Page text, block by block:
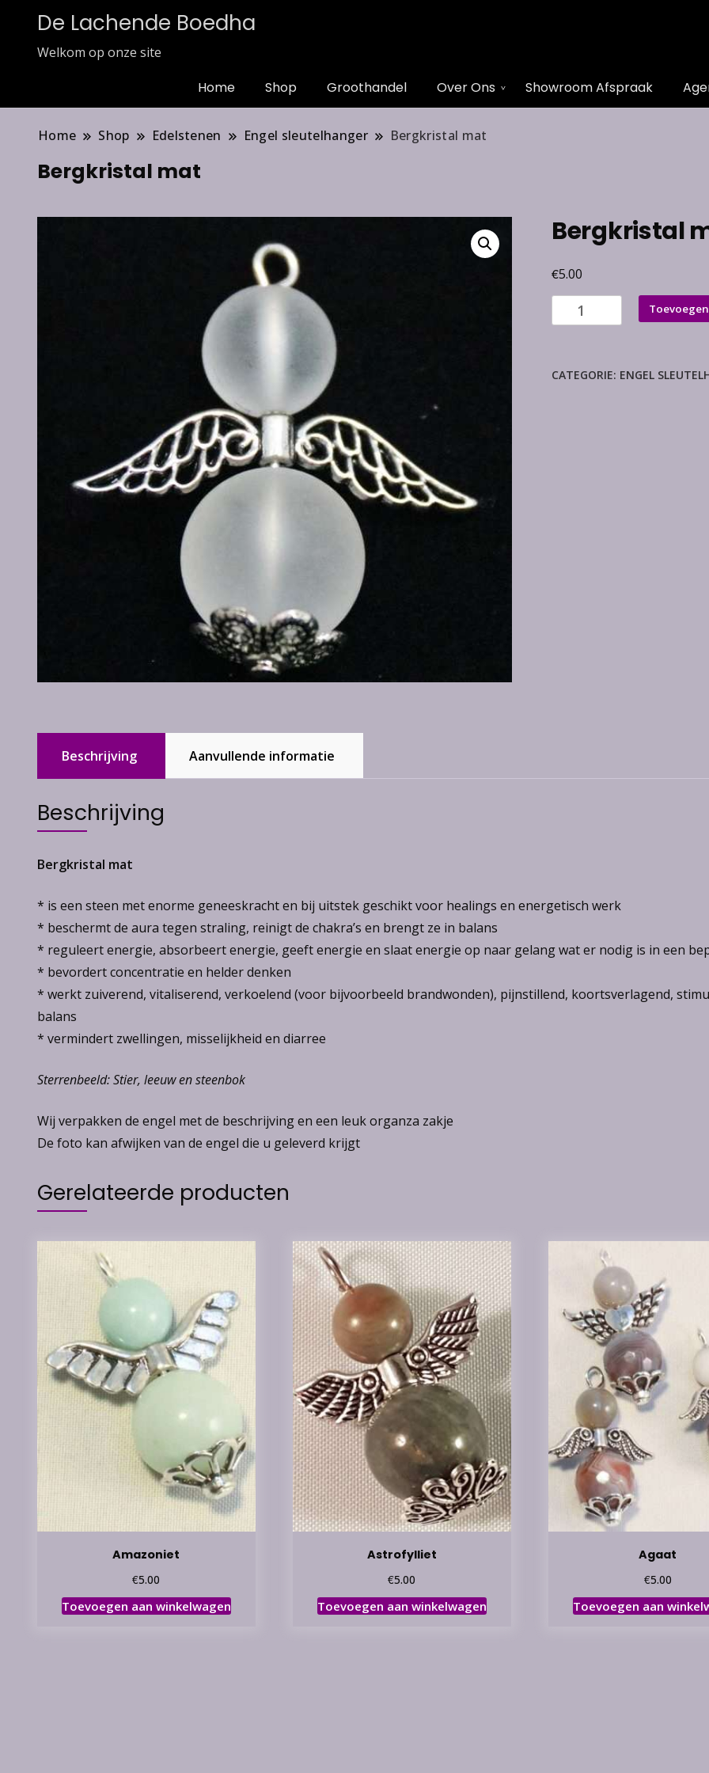
De Lachende Boedha
Welkom op onze site
Home Shop Groothandel Over Ons Showroom Afspraak
Home Shop Edelstenen Engel sleutelhanger Bergkristal mat
Bergkristal mat
Bergkristal
€5.00
Bergkristal
mat
CATEGORIE: ENGEL
Beschrijving Aanvullende informatie
Beschrijving
Bergkristal mat
* is een steen met enorme geneeskracht en bij uitstek geschikt voor healings en energetisch werk
* beschermt de aura tegen straling, reinigt de chakra’s en brengt ze in balans
* reguleert energie, absorbeert energie, geeft energie en slaat energie op naar gelang wat er nodig is in een
* bevordert concentratie en helder denken
* werkt zuiverend, vitaliserend, verkoelend (voor bijvoorbeeld brandwonden), pijnstillend, koortsverlagend,
balans
* vermindert zwellingen, misselijkheid en diarree
Sterrenbeeld: Stier, leeuw en steenbok
Wij verpakken de engel met de beschrijving en een leuk organza zakje
De foto kan afwijken van de engel die u geleverd krijgt
Gerelateerde producten
Amazoniet
€5.00
Toevoegen aan winkelwagen
Astrofylliet
€5.00
Toevoegen aan winkelwagen
Agaat
€5.00
Toevoegen aan